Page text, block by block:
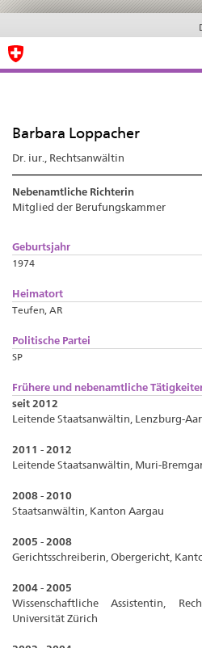
Ricerca
Barbara Loppacher
Dr. iur., Rechtsanwältin
Nebenamtliche Richterin
Mitglied der Berufungskammer
Geburtsjahr
1974
Heimatort
Teufen, AR
Politische Partei
SP
Frühere und nebenamtliche
seit 2012
Leitende Staatsanwältin, Lenzburg-
2011 - 2012
Leitende Staatsanwältin, Muri-
2008 - 2010
Staatsanwältin, Kanton Aargau
2005 - 2008
Gerichtsschreiberin, Obergericht,
2004 - 2005
Wissenschaftliche Assistentin,
Universität Zürich